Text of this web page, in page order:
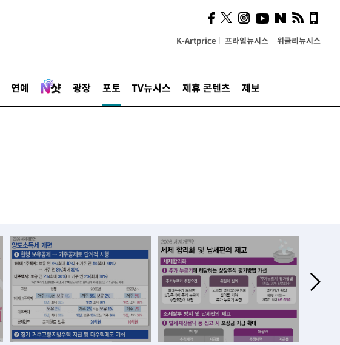
K-Artprice 프라임뉴시스 위클리뉴시스
연예 광장 포토 TV뉴시스 제휴 콘텐츠 제보